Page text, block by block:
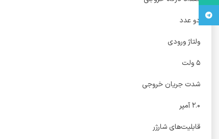
دو عدد
ولتاژ ورودی
۵ ولت
شدت جریان خروجی
۲.۰ آمپر
قابلیت‌های شارژر